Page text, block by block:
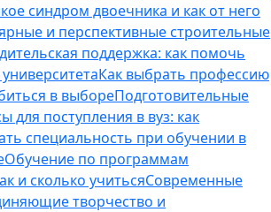
синдром двоечника и как от него
и перспективные строительные
поддержка: как помочь
Как выбрать профессию
в выбореПодготовительные
для поступления в вуз: как
специальность при обучении в
Обучение по программам
и сколько учитьсяСовременные
творчество и